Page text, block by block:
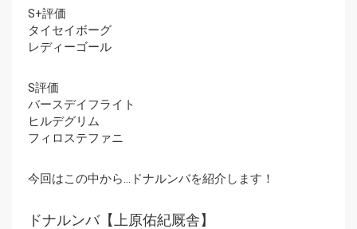
S+評価
タイセイボーグ
レディーゴール
S評価
バースデイフライト
ヒルデグリム
フィロステファニ
今回はこの中から…ドナルンバを紹介します！
ドナルンバ【上原佑紀厩舎】